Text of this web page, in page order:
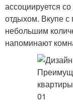
ассоциируется
отдыхом. Вкупе
небольшим
напоминают